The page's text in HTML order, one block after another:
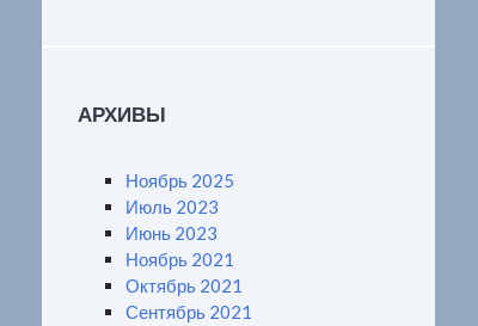
АРХИВЫ
Ноябрь 2025
Июль 2023
Июнь 2023
Ноябрь 2021
Октябрь 2021
Сентябрь 2021